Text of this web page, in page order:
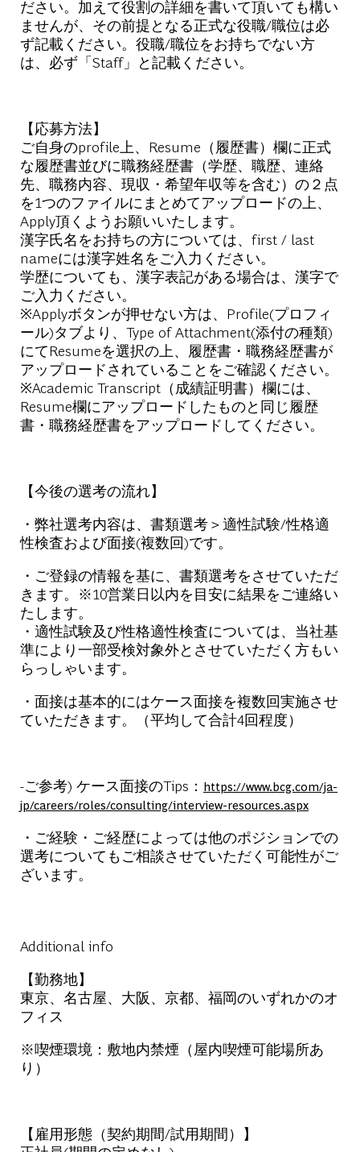
ださい。加えて役割の詳細を書いて頂いても構い
ませんが、その前提となる正式な役職/職位は必
ず記載ください。役職/職位をお持ちでない方
は、必ず「Staff」と記載ください。
【応募方法】
ご自身のprofile上、Resume（履歴書）欄に正式
な履歴書並びに職務経歴書（学歴、職歴、連絡
先、職務内容、現収・希望年収等を含む）の２点
を1つのファイルにまとめてアップロードの上、
Apply頂くようお願いいたします。
漢字氏名をお持ちの方については、first / last
nameには漢字姓名をご入力ください。
学歴についても、漢字表記がある場合は、漢字で
ご入力ください。
※Applyボタンが押せない方は、Profile(プロフィ
ール)タブより、Type of Attachment(添付の種類)
にてResumeを選択の上、履歴書・職務経歴書が
アップロードされていることをご確認ください。
※Academic Transcript（成績証明書）欄には、
Resume欄にアップロードしたものと同じ履歴
書・職務経歴書をアップロードしてください。
【今後の選考の流れ】
・弊社選考内容は、書類選考＞適性試験/性格適
性検査および面接(複数回)です。
・ご登録の情報を基に、書類選考をさせていただ
きます。 ※10営業日以内を目安に結果をご連絡い
たします。
・適性試験及び性格適性検査については、当社基
準により一部受検対象外とさせていただく方もい
らっしゃいます。
・面接は基本的にはケース面接を複数回実施させ
ていただきます。（平均して合計4回程度）
-ご参考) ケース面接のTips： https://www.bcg.com/ja-
jp/careers/roles/consulting/interview-resources.aspx
・ご経験・ご経歴によっては他のポジションでの
選考についてもご相談させていただく可能性がご
ざいます。
Additional info
【勤務地】
東京、名古屋、大阪、京都、福岡のいずれかのオ
フィス
※喫煙環境：敷地内禁煙（屋内喫煙可能場所あ
り）
【雇用形態（契約期間/試用期間）】